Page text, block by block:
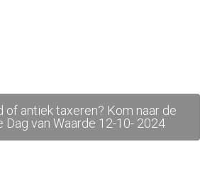
of antiek taxeren? Kom naar de
Dag van Waarde 12-10- 2024